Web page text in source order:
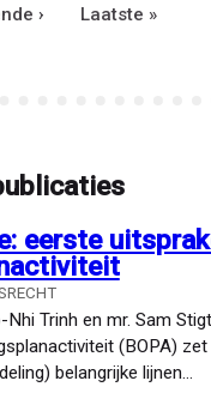
› Laatste
Laatste »
eerste
Trinh en mr. Sam
(BOPA)
belangrijke lijnen…